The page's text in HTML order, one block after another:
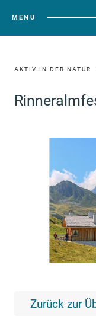
MENU
AKTIV IN DER NATUR
Zurück zur